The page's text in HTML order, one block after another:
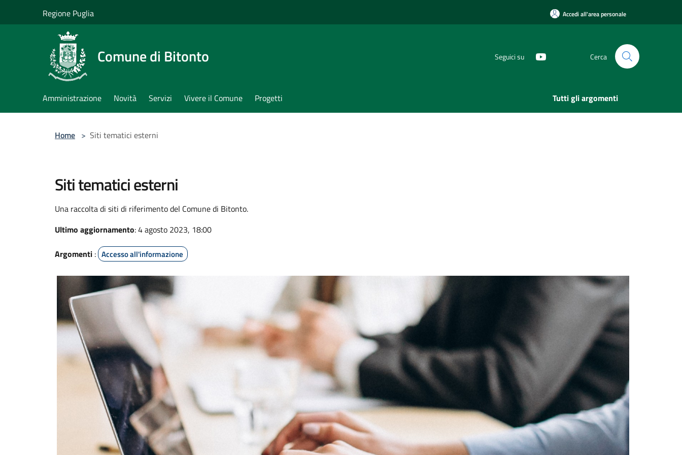
Regione Puglia Accedi all'area personale
Comune di Bitonto Seguici su Cerca
Amministrazione Novità Servizi Vivere il Comune Progetti Tutti gli argomenti
Home > Siti tematici esterni
Siti tematici esterni
Una raccolta di siti di riferimento del Comune di Bitonto.
Ultimo aggiornamento: 4 agosto 2023, 18:00
Argomenti : Accesso all'informazione